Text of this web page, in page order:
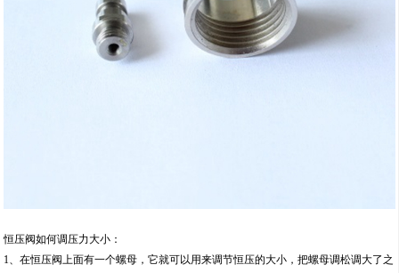
恒压阀如何调压力大小：
1、在恒压阀上面有一个螺母，它就可以用来调节恒压的大小，把螺母调松调大了之